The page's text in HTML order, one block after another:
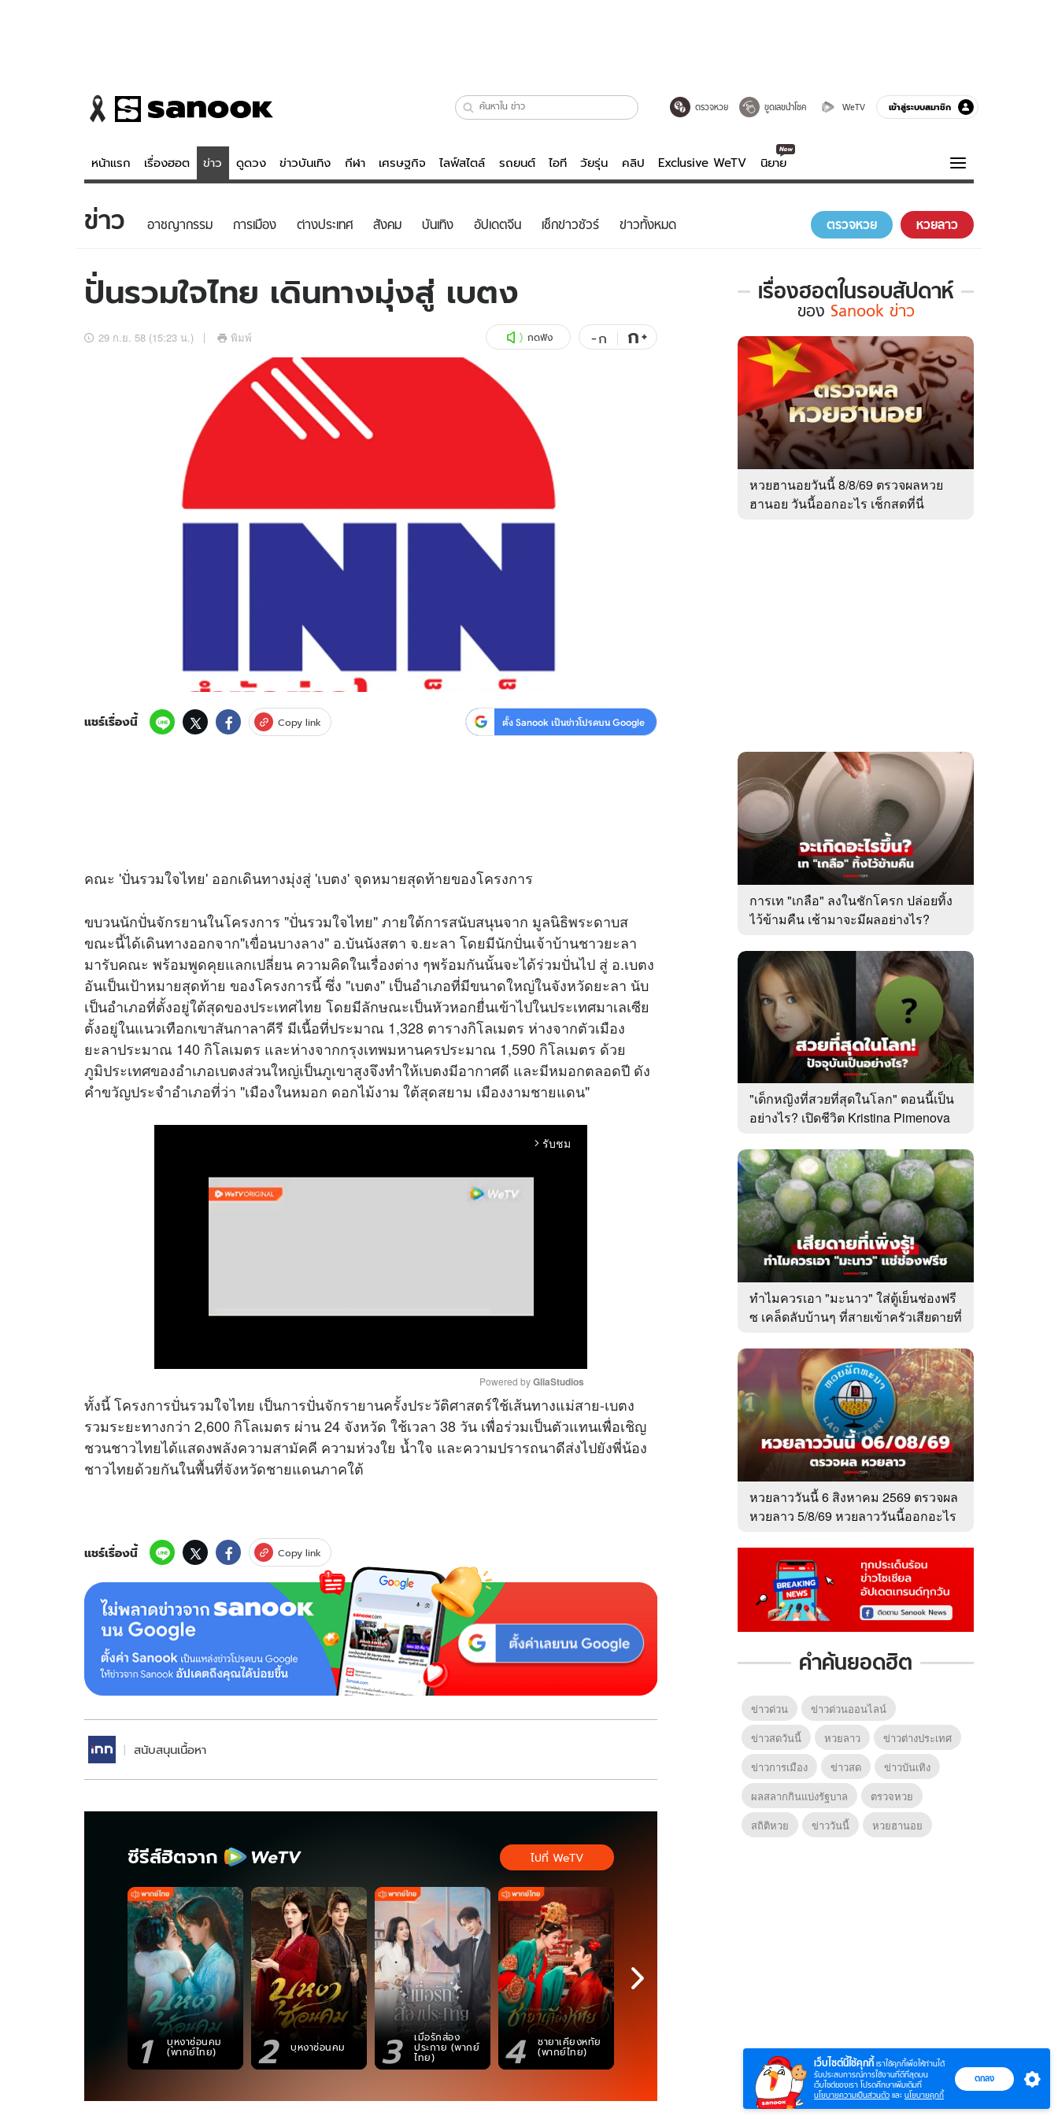
ตรวจหวย ขูดเลขนำโชค WeTV เข้าสู่ระบบสมาชิก
หน้าแรก เรื่องฮอต ข่าว ดูดวง ข่าวบันเทิง กีฬา เศรษฐกิจ ไลฟ์สไตล์ รถยนต์ ไอที วัยรุ่น คลิป Exclusive WeTV นิยาย
ข่าว
ข่าวบันเทิง
ดูดวง - ตรวจหวย
สถิติหวยไทย
ไลฟ์สไตล์
วัยรุ่น
รถยนต์
สุขภาพ
เที่ยว-กิน
Tasteful Thailand
Sanook Choice
บันเทิงครบรส
คลิป
พอดแคสต์
ความรู้รอบตัว
ฮาวทู
ดาวน์โหลดสนุกแอปฟรี ติดตามสนุกโซเชียลได้ที่
ข่าว อาชญากรรม การเมือง ต่างประเทศ สังคม บันเทิง อัปเดตจีน เช็กข่าวชัวร์ ข่าวทั้งหมด ตรวจหวย หวยลาว
ปั่นรวมใจไทย เดินทางมุ่งสู่ เบตง
29 ก.ย. 58 (15:23 น.) พิมพ์ กดฟัง -ก ก+
แชร์เรื่องนี้ Copy link ตั้ง Sanook เป็นข่าวโปรดบน Google
คณะ 'ปั่นรวมใจไทย' ออกเดินทางมุ่งสู่ 'เบตง' จุดหมายสุดท้ายของโครงการ
ขบวนนักปั่นจักรยานในโครงการ "ปั่นรวมใจไทย" ภายใต้การสนับสนุนจาก มูลนิธิพระดาบส
ขณะนี้ได้เดินทางออกจาก"เขื่อนบางลาง" อ.บันนังสตา จ.ยะลา โดยมีนักปั่นเจ้าบ้านชาวยะลา
มารับคณะ พร้อมพูดคุยแลกเปลี่ยน ความคิดในเรื่องต่าง ๆพร้อมกันนั้นจะได้ร่วมปั่นไป สู่ อ.เบตง
อันเป็นเป้าหมายสุดท้าย ของโครงการนี้ ซึ่ง "เบตง" เป็นอำเภอที่มีขนาดใหญ่ในจังหวัดยะลา นับ
เป็นอำเภอที่ตั้งอยู่ใต้สุดของประเทศไทย โดยมีลักษณะเป็นหัวหอกยื่นเข้าไปในประเทศมาเลเซีย
ตั้งอยู่ในแนวเทือกเขาสันกาลาคีรี มีเนื้อที่ประมาณ 1,328 ตารางกิโลเมตร ห่างจากตัวเมือง
ยะลาประมาณ 140 กิโลเมตร และห่างจากกรุงเทพมหานครประมาณ 1,590 กิโลเมตร ด้วย
ภูมิประเทศของอำเภอเบตงส่วนใหญ่เป็นภูเขาสูงจึงทำให้เบตงมีอากาศดี และมีหมอกตลอดปี ดัง
คำขวัญประจำอำเภอที่ว่า "เมืองในหมอก ดอกไม้งาม ใต้สุดสยาม เมืองงามชายแดน"
arrow_forward_ios รับชม
M
u
Powered by GliaStudios
ทั้งนี้ โครงการปั่นรวมใจไทย เป็นการปั่นจักรายานครั้งประวัติศาสตร์ใช้เส้นทางแม่สาย-เบตง
รวมระยะทางกว่า 2,600 กิโลเมตร ผ่าน 24 จังหวัด ใช้เวลา 38 วัน เพื่อร่วมเป็นตัวแทนเพื่อเชิญ
ชวนชาวไทยได้แสดงพลังความสามัคคี ความห่วงใย น้ำใจ และความปรารถนาดีส่งไปยังพี่น้อง
ชาวไทยด้วยกันในพื้นที่จังหวัดชายแดนภาคใต้
แชร์เรื่องนี้ Copy link
สนับสนุนเนื้อหา
ซีรีส์ฮิตจาก
1 บุหงาซ่อนคม
(พากย์ไทย) 2 บุหงาซ่อนคม 3 เมื่อรักส่อง
ประกาย (พากย์
ไทย) 4 ชายาเคียงหทัย
(พากย์ไทย) 5 6 ภูตถังซาน
(พากย์ไทย) 7 ภูตถังซาน 2
(พากย์ไทย) 8 พบเ
ไปที่ WeTV
เรื่องฮอตในรอบสัปดาห์
เรื่อง
ใน
รอบ
สัปดาห์
Sanook
ข่าว
ของ Sanook ข่าว
หวยฮานอยวันนี้ 8/8/69 ตรวจผลหวย
ฮานอย วันนี้ออกอะไร เช็กสดที่นี่
การเท "เกลือ" ลงในชักโครก ปล่อยทิ้ง
ไว้ข้ามคืน เช้ามาจะมีผลอย่างไร?
"เด็กหญิงที่สวยที่สุดในโลก" ตอนนี้เป็น
อย่างไร? เปิดชีวิต Kristina Pimenova
ทำไมควรเอา "มะนาว" ใส่ตู้เย็นช่องฟรี
ซ เคล็ดลับบ้านๆ ที่สายเข้าครัวเสียดายที่
หวยลาววันนี้ 6 สิงหาคม 2569 ตรวจผล
หวยลาว 5/8/69 หวยลาววันนี้ออกอะไร
คำค้นยอดฮิต
ข่าวด่วน
ข่าวด่วนออนไลน์
ข่าวสดวันนี้
หวยลาว
ข่าวต่างประเทศ
ข่าวการเมือง
ข่าวสด
ข่าวบันเทิง
ผลสลากกินแบ่งรัฐบาล
ตรวจหวย
สถิติหวย
ข่าววันนี้ หวยฮานอย
เว็บไซต์นี้ใช้คุกกี้ เราใช้คุกกี้เพื่อให้ท่านได้
รับประสบการณ์การใช้งานที่ดีที่สุดบน
เว็บไซต์ของเรา โปรดศึกษาเพิ่มเติมที่
นโยบายความเป็นส่วนตัว และ นโยบายคุกกี้
ตกลง